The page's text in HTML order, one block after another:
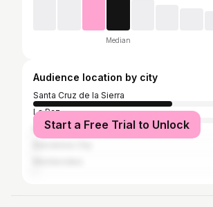
Median
Audience location by city
Santa Cruz de la Sierra
La Paz
Kanata
Start a Free Trial to Unlock